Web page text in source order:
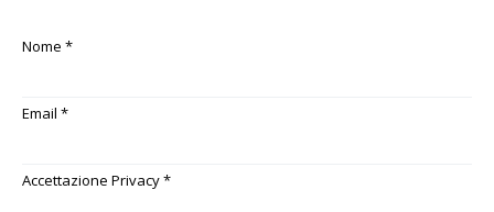
Nome *
Email *
Accettazione Privacy*